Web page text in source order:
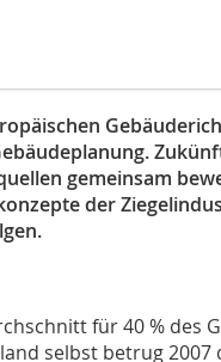
gemeinsam
der
für 40 % des
selbst betrug